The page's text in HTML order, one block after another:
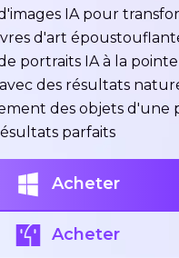
IA pour
d'art
portraits IA à la
des résultats
des objets d'une
parfaits
Acheter
Acheter